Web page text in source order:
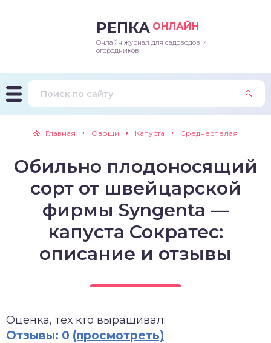
РЕПКА ОНЛАЙН
Онлайн журнал для садоводов и
огородников
Главная Овощи Капуста Среднеспелая
Обильно плодоносящий
сорт от швейцарской
фирмы Syngenta —
капуста Сократес:
описание и отзывы
Оценка, тех кто выращивал:
Отзывы: 0 (просмотреть)
и подкормки